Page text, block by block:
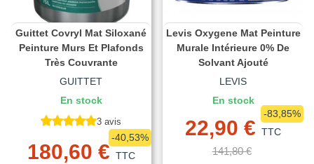
Guittet Covryl Mat Siloxané
Peinture Murs Et Plafonds
Très Couvrante
GUITTET
En stock
3 avis
180,60 € TTC
-40,53%
Levis Oxygene Mat Peinture
Murale Intérieure 0% De
Solvant Ajouté
LEVIS
En stock
22,90 € TTC
141,80 €
-83,85%